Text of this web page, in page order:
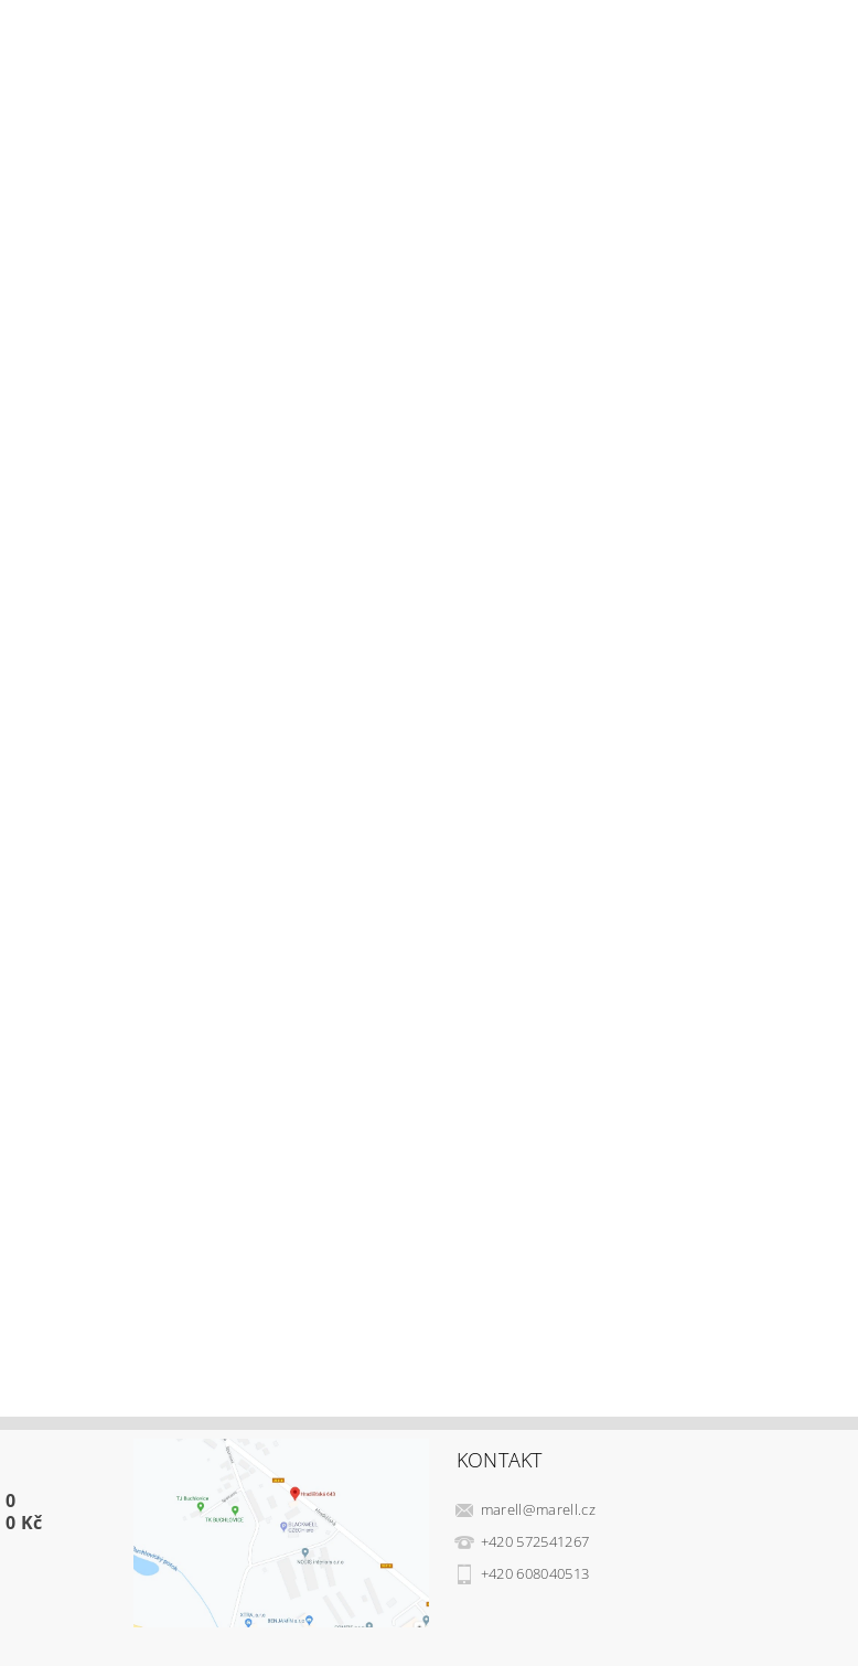
0
0 Kč
KONTAKT
marell@marell.cz
+420 572541267
+420 608040513